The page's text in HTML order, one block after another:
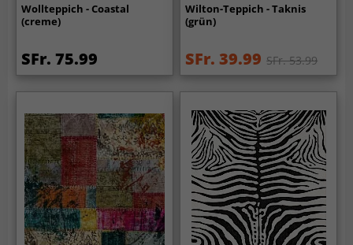
Wollteppich - Coastal
(creme)
SFr. 75.99
Wilton-Teppich - Taknis
(grün)
SFr. 39.99 SFr. 53.99